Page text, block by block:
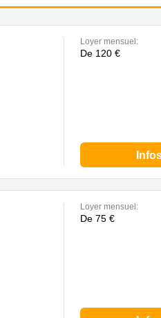
Loyer mensuel:
De 120 €
Loyer mensuel:
De 75 €